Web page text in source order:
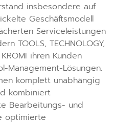
insbesondere auf
Geschäftsmodell
Serviceleistungen
TOOLS, TECHNOLOGY,
ihren Kunden
Management-Lösungen.
komplett unabhängig
kombiniert
Bearbeitungs- und
optimierte